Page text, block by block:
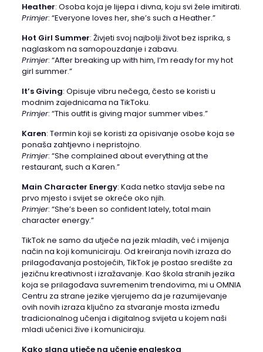
Heather: Osoba koja je lijepa i divna, koju svi žele imitirati.
Primjer: “Everyone loves her, she’s such a Heather.”​
Hot Girl Summer: Živjeti svoj najbolji život bez isprika, s
naglaskom na samopouzdanje i zabavu.
Primjer: “After breaking up with him, I’m ready for my hot
girl summer.”​
It’s Giving: Opisuje vibru nečega, često se koristi u
modnim zajednicama na TikToku.
Primjer: “This outfit is giving major summer vibes.”​
Karen: Termin koji se koristi za opisivanje osobe koja se
ponaša zahtjevno i nepristojno.
Primjer: “She complained about everything at the
restaurant, such a Karen.”​
Main Character Energy: Kada netko stavlja sebe na
prvo mjesto i svijet se okreće oko njih.
Primjer: “She’s been so confident lately, total main
character energy.”​
TikTok ne samo da utječe na jezik mladih, već i mijenja
način na koji komuniciraju. Od kreiranja novih izraza do
prilagođavanja postojećih, TikTok je postao središte za
jezičnu kreativnost i izražavanje. Kao škola stranih jezika
koja se prilagođava suvremenim trendovima, mi u OMNIA
Centru za strane jezike vjerujemo da je razumijevanje
ovih novih izraza ključno za stvaranje mosta između
tradicionalnog učenja i digitalnog svijeta u kojem naši
mladi učenici žive i komuniciraju.
Kako slang utječe na učenje engleskog